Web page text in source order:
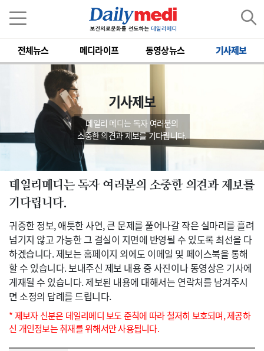
전체뉴스 메디라이프 동영상뉴스 기사제보
기사제보
데일리 메디는 독자 여러분의
소중한 의견과 제보를 기다립니다.
데일리메디는 독자 여러분의 소중한 의견과 제보를
기다립니다.
귀중한 정보, 애틋한 사연, 큰 문제를 풀어나갈 작은 실마리를 흘려
넘기지 않고 가능한 그 결실이 지면에 반영될 수 있도록 최선을 다
하겠습니다. 제보는 홈페이지 외에도 이메일 및 페이스북을 통해
할 수 있습니다. 보내주신 제보 내용 중 사진이나 동영상은 기사에
게재될 수 있습니다. 제보된 내용에 대해서는 연락처를 남겨주시
면 소정의 답례를 드립니다.
* 제보자 신분은 데일리메디 보도 준칙에 따라 철저히 보호되며, 제공하
신 개인정보는 취재를 위해서만 사용됩니다.